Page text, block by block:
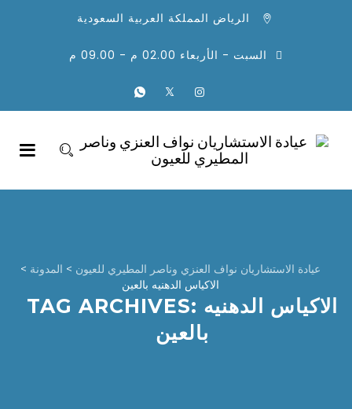
الرياض المملكة العربية السعودية
السبت - الأربعاء 02.00 م - 09.00 م
عيادة الاستشاريان نواف العنزي وناصر المطيري للعيون > المدونة >
الاكياس الدهنيه بالعين
TAG ARCHIVES: الاكياس الدهنيه
بالعين